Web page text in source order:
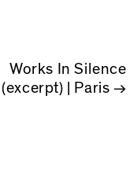
Works In Silence
(excerpt) | Paris →